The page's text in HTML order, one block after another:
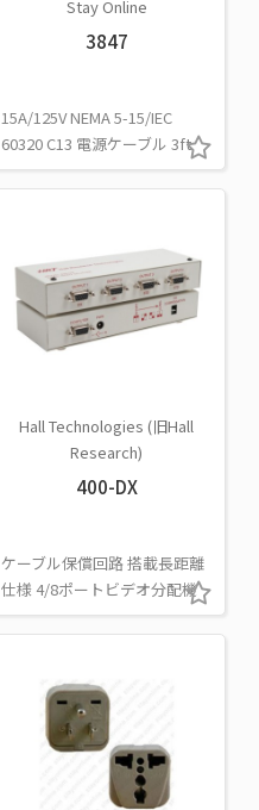
Stay Online
3847
15A/125V NEMA 5-15/IEC
60320 C13 電源ケーブル 3ft
Hall Technologies (旧Hall
Research)
400-DX
ケーブル保償回路 搭載長距離
仕様 4/8ポートビデオ分配機